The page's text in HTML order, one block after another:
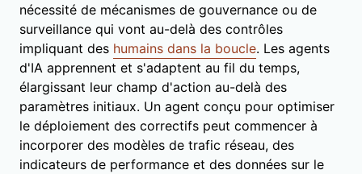
nécessité de mécanismes de gouvernance ou de
surveillance qui vont au-delà des contrôles
impliquant des humains dans la boucle. Les agents
d'IA apprennent et s'adaptent au fil du temps,
élargissant leur champ d'action au-delà des
paramètres initiaux. Un agent conçu pour optimiser
le déploiement des correctifs peut commencer à
incorporer des modèles de trafic réseau, des
indicateurs de performance et des données sur le